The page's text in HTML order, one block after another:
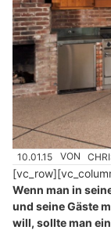
10.01.15 VON
Wenn man in
und seine Gäste
will, sollte man